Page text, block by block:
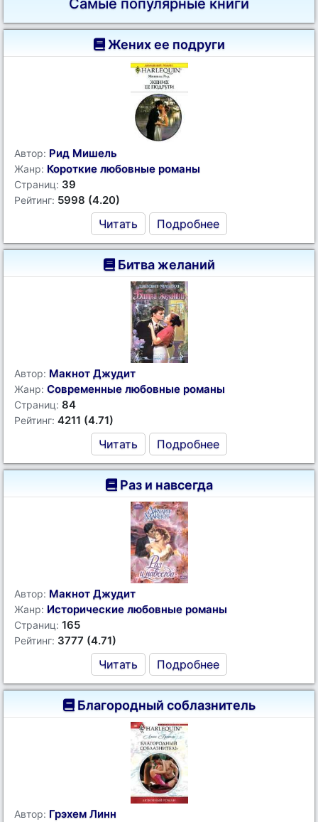
Самые популярные книги
Жених ее подруги
Автор: Рид Мишель
Жанр: Короткие любовные романы
Страниц: 39
Рейтинг: 5998 (4.20)
Читать Подробнее
Битва желаний
Автор: Макнот Джудит
Жанр: Современные любовные романы
Страниц: 84
Рейтинг: 4211 (4.71)
Читать Подробнее
Раз и навсегда
Автор: Макнот Джудит
Жанр: Исторические любовные романы
Страниц: 165
Рейтинг: 3777 (4.71)
Читать Подробнее
Благородный соблазнитель
Автор: Грэхем Линн